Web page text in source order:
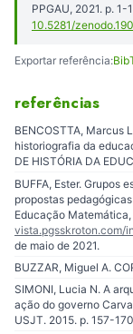
PPGAU, 2021. p.
10.5281/
Exportar referência:
referências
BENCOSTTA, Marcus
historiografia da
DE HISTÓRIA DA
BUFFA, Ester. Grupos
propostas
Educação
vista.pgsskroton.com/
de maio de 2021.
BUZZAR, Miguel A.
SIMONI, Lucia N. A
ação do governo
USJT. 2015. p. 157-